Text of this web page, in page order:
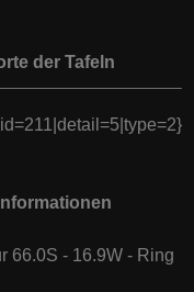
der Tafeln
66.0S - 16.9W - Ring